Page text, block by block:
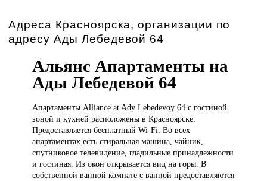
Адреса Красноярска, организации по
адресу Ады Лебедевой 64
Альянс Апартаменты на
Ады Лебедевой 64
Апартаменты Allianceat Ady Lebedevoy 64 с гостиной
зоной и кухней расположены в Красноярске.
Предоставляется бесплатный Wi-Fi. Во всех
апартаментах есть стиральная машина, чайник,
спутниковое телевидение, гладильные принадлежности
и гостиная. Из окон открывается вид на горы. В
собственной ванной комнате с ванной предоставляются